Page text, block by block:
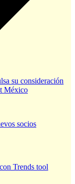
su consideración
México
socios
Trends tool